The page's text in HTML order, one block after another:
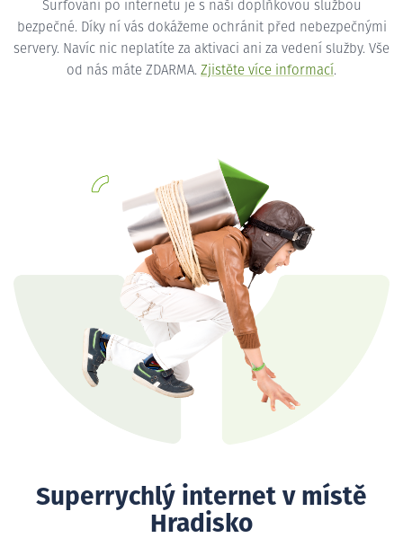
Surfování po internetu je s naší doplňkovou službou
bezpečné. Díky ní vás dokážeme ochránit před nebezpečnými
servery. Navíc nic neplatíte za aktivaci ani za vedení služby. Vše
od nás máte ZDARMA. Zjistěte více informací.
Superrychlý internet v místě
Hradisko